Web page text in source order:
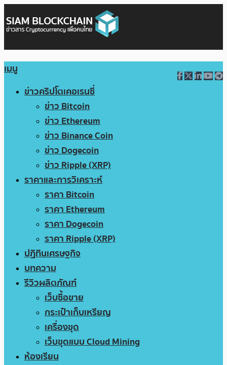
เมนู
ข่าวคริปโตเคอเรนซี่
ข่าว Bitcoin
ข่าว Ethereum
ข่าว Binance Coin
ข่าว Dogecoin
ข่าว Ripple (XRP)
ราคาและการวิเคราะห์
ราคา Bitcoin
ราคา Ethereum
ราคา Dogecoin
ราคา Ripple (XRP)
ปฏิทินเศรษฐกิจ
บทความ
รีวิวผลิตภัณฑ์
เว็บซื้อขาย
กระเป๋าเก็บเหรียญ
เครื่องขุด
เว็บขุดแบบ Cloud Mining
ห้องเรียน